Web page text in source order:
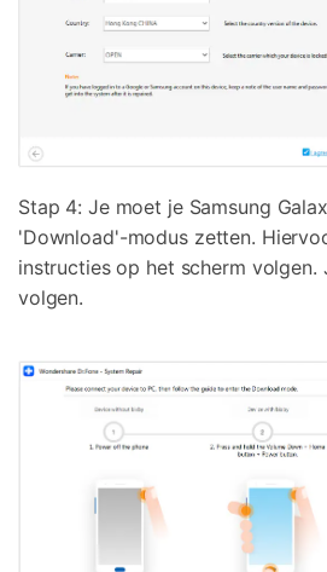
Stap 4: Je moet je Samsung
'Download'-modus zetten.
instructies op het scherm volgen.
volgen.